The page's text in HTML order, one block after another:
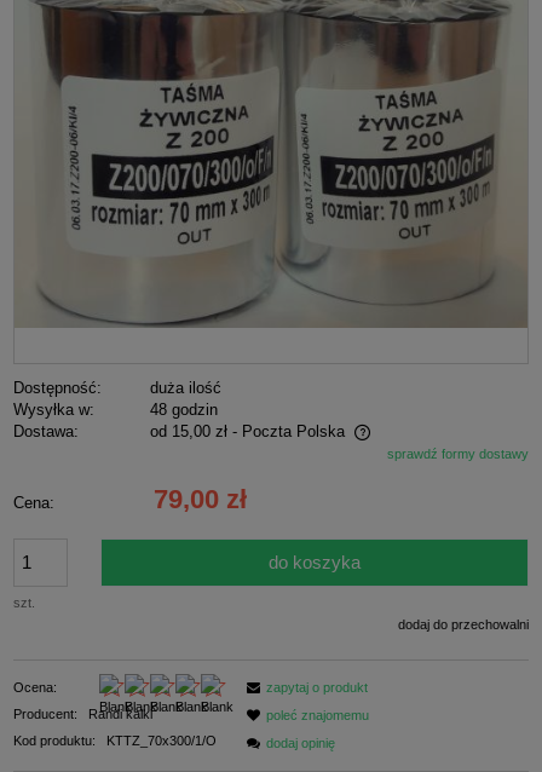
Dostępność:
duża ilość
Wysyłka w:
48 godzin
Dostawa:
od 15,00 zł - Poczta Polska
Cena nie zawiera ewentualnych kosztów płatnościsprawdź formy dostawy
Cena: 79,00 zł
szt.
do koszyka
dodaj do przechowalni
Ocena:
Producent:
Randi kalki
Kod produktu:
KTTZ_70x300/1/O
zapytaj o produkt
poleć znajomemu
dodaj opinię